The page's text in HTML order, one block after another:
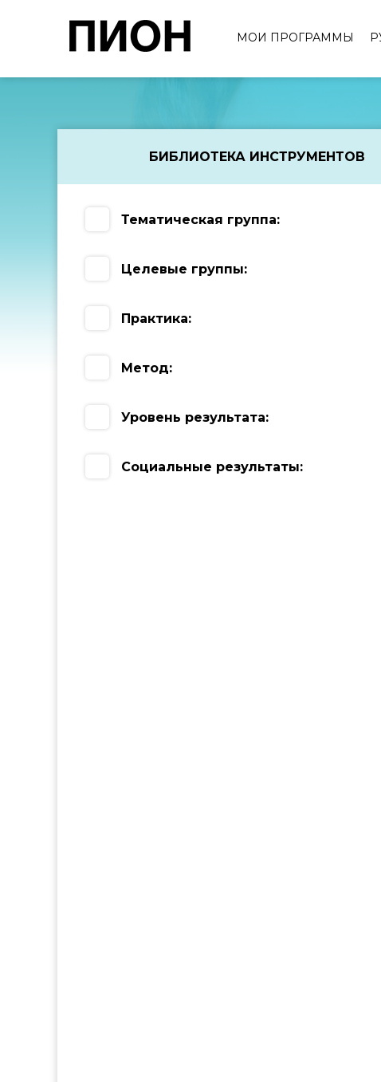
МОИ ПРОГРАММЫ
БИБЛИОТЕКА ИНСТРУМЕНТОВ
Тематическая группа:
Целевые группы:
Практика:
Метод:
Уровень результата:
Социальные результаты: